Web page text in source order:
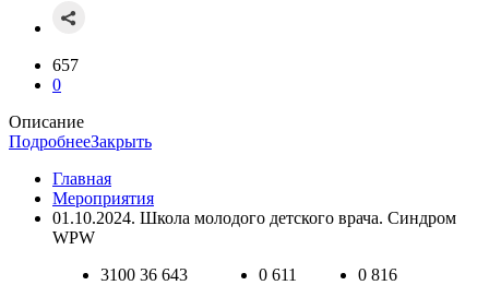
657
0
Описание
ПодробнееЗакрыть
Главная
Мероприятия
01.10.2024. Школа молодого детского врача. Синдром
WPW
3100 36 643
0 611
0 816